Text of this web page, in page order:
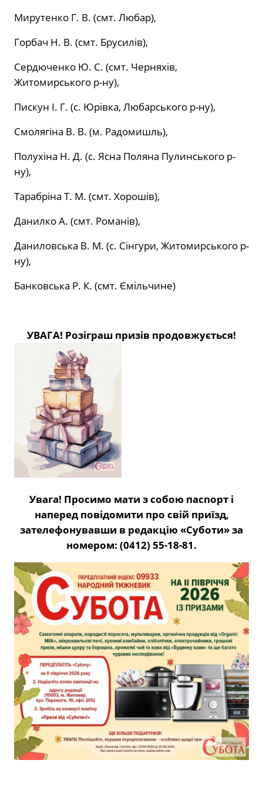
Мирутенко Г. В. (смт. Любар),
Горбач Н. В. (смт. Брусилів),
Сердюченко Ю. С. (смт. Черняхів,
Житомирського р-ну),
Пискун І. Г. (с. Юрівка, Любарського р-ну),
Смолягіна В. В. (м. Радомишль),
Полухіна Н. Д. (с. Ясна Поляна Пулинського р-
ну),
Тарабріна Т. М. (смт. Хорошів),
Данилко А. (смт. Романів),
Даниловська В. М. (с. Сінгури, Житомирського р-
ну),
Банковська Р. К. (смт. Ємільчине)
УВАГА! Розіграш призів продовжується!
Увага! Просимо мати з собою паспорт і
наперед повідомити про свій приїзд,
зателефонувавши в редакцію «Суботи» за
номером: (0412) 55-18-81.